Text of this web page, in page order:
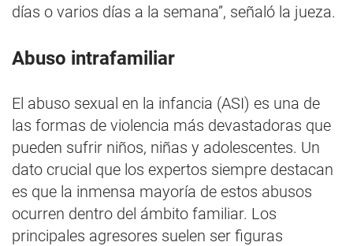
días o varios días a la semana”, señaló la jueza.
Abuso intrafamiliar
El abuso sexual en la infancia (ASI) es una de
las formas de violencia más devastadoras que
pueden sufrir niños, niñas y adolescentes. Un
dato crucial que los expertos siempre destacan
es que la inmensa mayoría de estos abusos
ocurren dentro del ámbito familiar. Los
principales agresores suelen ser figuras